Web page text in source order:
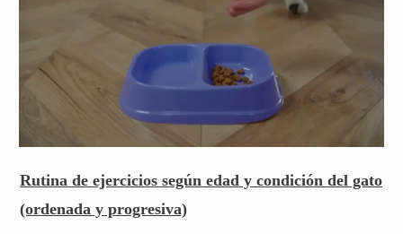
Rutina de ejercicios según edad y condición del gato
(ordenada y progresiva)